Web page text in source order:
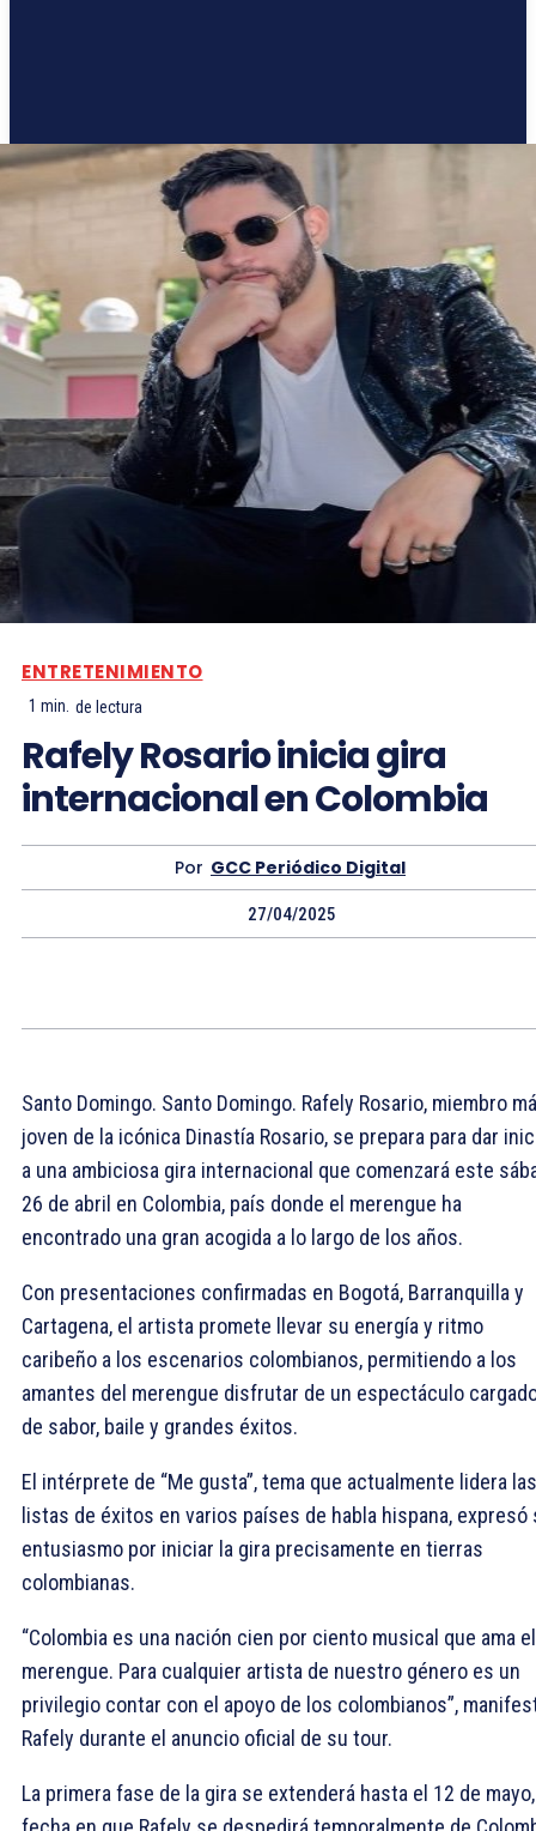
ENTRETENIMIENTO
1 min. de lectura
Rafely Rosario inicia gira
internacional en Colombia
Por GCC Periódico Digital
27/04/2025
Santo Domingo. Santo Domingo. Rafely Rosario, miembro
joven de la icónica Dinastía Rosario, se prepara para dar
a una ambiciosa gira internacional que comenzará este
26 de abril en Colombia, país donde el merengue ha
encontrado una gran acogida a lo largo de los años.
Con presentaciones confirmadas en Bogotá, Barranquilla y
Cartagena, el artista promete llevar su energía y ritmo
caribeño a los escenarios colombianos, permitiendo a los
amantes del merengue disfrutar de un espectáculo
de sabor, baile y grandes éxitos.
El intérprete de “Me gusta”, tema que actualmente lidera las
listas de éxitos en varios países de habla hispana, expresó
entusiasmo por iniciar la gira precisamente en tierras
colombianas.
“Colombia es una nación cien por ciento musical que ama el
merengue. Para cualquier artista de nuestro género es un
privilegio contar con el apoyo de los colombianos”,
Rafely durante el anuncio oficial de su tour.
La primera fase de la gira se extenderá hasta el 12 de mayo,